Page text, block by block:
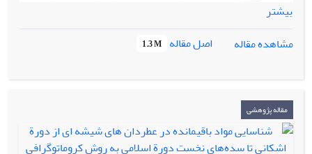
باستانی، شناسایی عوامل تأثیرگذار در شکل­گیری استقرارها و
برهمکنش­ های فرهنگی با مناطق هم­جوار صورت گرفت. تعداد،
نوع و وسعت محوطه ­ها، ارتباط زمانی و مکانی بین استقرارها، بسط
به دوره­ی مس و سنگ تا دوران اسلامی متأخر قابل تاریخ گذاری
هستند، شناسایی گردید. این آثار شامل محوطه ­های بزرگ، تپه،
بیشتر
مشاهده مقاله
اصل مقاله 1.3 M
مقاله پژوهشی